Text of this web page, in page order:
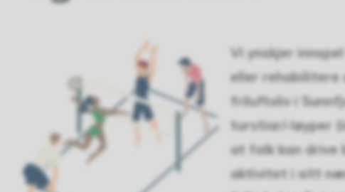
Vi ynskjer
eller
friluftsliv i
turstiar/-løyper
at folk kan drive
aktivitet i sitt